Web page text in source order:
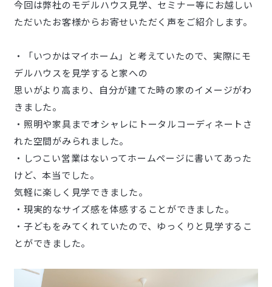
今回は弊社のモデルハウス見学、セミナー等にお越しい
ただいたお客様からお寄せいただく声をご紹介します。
・「いつかはマイホーム」と考えていたので、実際にモ
デルハウスを見学すると家への
思いがより高まり、自分が建てた時の家のイメージがわ
きました。
・照明や家具までオシャレにトータルコーディネートさ
れた空間がみられました。
・しつこい営業はないってホームページに書いてあった
けど、本当でした。
気軽に楽しく見学できました。
・現実的なサイズ感を体感することができました。
・子どもをみてくれていたので、ゆっくりと見学するこ
とができました。